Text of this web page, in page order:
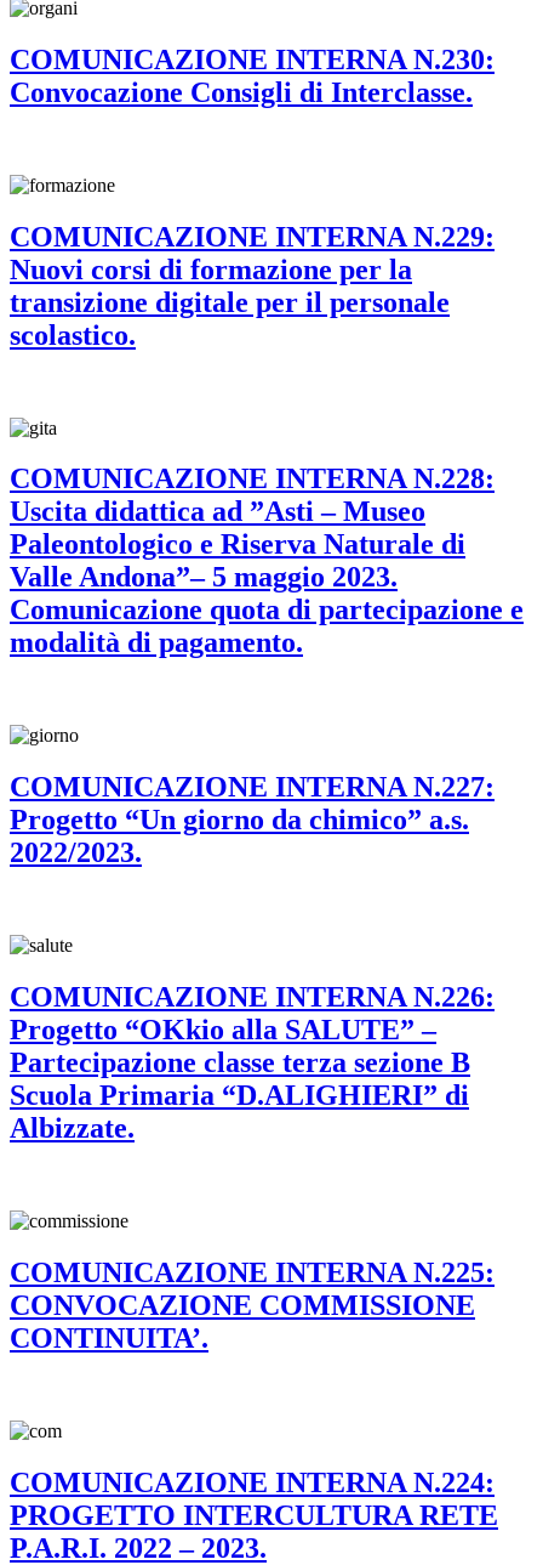
COMUNICAZIONE INTERNA N.230:
Convocazione Consigli di Interclasse.
COMUNICAZIONE INTERNA N.229:
Nuovi corsi di formazione per la
transizione digitale per il personale
scolastico.
COMUNICAZIONE INTERNA N.228:
Uscita didattica ad ”Asti – Museo
Paleontologico e Riserva Naturale di
Valle Andona”– 5 maggio 2023.
Comunicazione quota di partecipazione e
modalità di pagamento.
COMUNICAZIONE INTERNA N.227:
Progetto “Un giorno da chimico” a.s.
2022/2023.
COMUNICAZIONE INTERNA N.226:
Progetto “OKkio alla SALUTE” –
Partecipazione classe terza sezione B
Scuola Primaria “D.ALIGHIERI” di
Albizzate.
COMUNICAZIONE INTERNA N.225:
CONVOCAZIONE COMMISSIONE
CONTINUITA’.
COMUNICAZIONE INTERNA N.224:
PROGETTO INTERCULTURA RETE
P.A.R.I. 2022 – 2023.